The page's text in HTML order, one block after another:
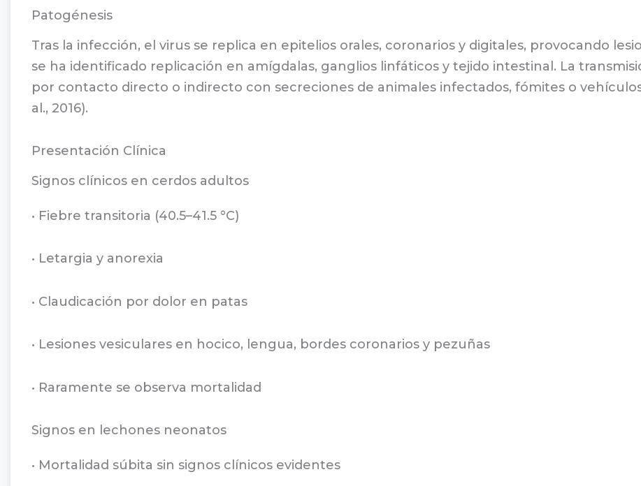
Patogénesis
Tras la infección, el virus se replica en epitelios orales, coronarios y digitales, provocando
se ha identificado replicación en amígdalas, ganglios linfáticos y tejido intestinal. La
por contacto directo o indirecto con secreciones de animales infectados, fómites o
al., 2016).
Presentación Clínica
Signos clínicos en cerdos adultos
• Fiebre transitoria (40.5–41.5 °C)
• Letargia y anorexia
• Claudicación por dolor en patas
• Lesiones vesiculares en hocico, lengua, bordes coronarios y pezuñas
• Raramente se observa mortalidad
Signos en lechones neonatos
• Mortalidad súbita sin signos clínicos evidentes